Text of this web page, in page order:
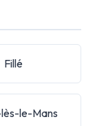
Fillé
le-Mans